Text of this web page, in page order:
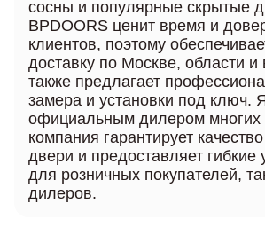
сосны и популярные скрытые
BPDOORS ценит время и
клиентов, поэтому
доставку по Москве, области и
также предлагает
замера и установки под ключ.
официальным дилером многих
компания гарантирует
двери и предоставляет гибкие
для розничных покупателей,
дилеров.